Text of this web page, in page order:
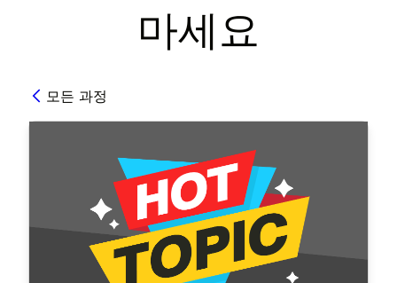
마세요
모든 과정